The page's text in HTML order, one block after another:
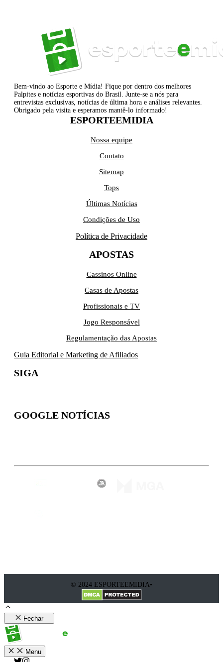
Bem-vindo ao Esporte e Mídia! Fique por dentro dos melhores
Palpites e notícias esportivas do Brasil. Junte-se a nós para
entrevistas exclusivas, notícias de última hora e análises relevantes.
Obrigado pela visita e esperamos mantê-lo informado!
ESPORTEEMIDIA
Nossa equipe
Contato
Sitemap
Tops
Últimas Notícias
Condições de Uso
Política de Privacidade
APOSTAS
Cassinos Online
Casas de Apostas
Profissionais e TV
Jogo Responsável
Regulamentação das Apostas
Guia Editorial e Marketing de Afiliados
SIGA
GOOGLE NOTÍCIAS
© 2024 ESPORTEEMIDIA•
Fechar
Menu